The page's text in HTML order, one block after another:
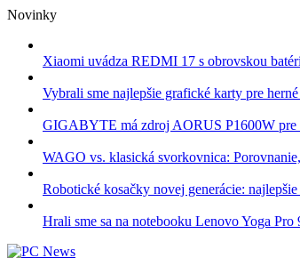
Skip
content
Novinky
Xiaomi uvádza REDMI 17 s obrovskou
Vybrali sme najlepšie grafické karty pre
GIGABYTE má zdroj AORUS P1600W
WAGO vs. klasická svorkovnica:
Robotické kosačky novej generácie:
Hrali sme sa na notebooku Lenovo Yoga Pro